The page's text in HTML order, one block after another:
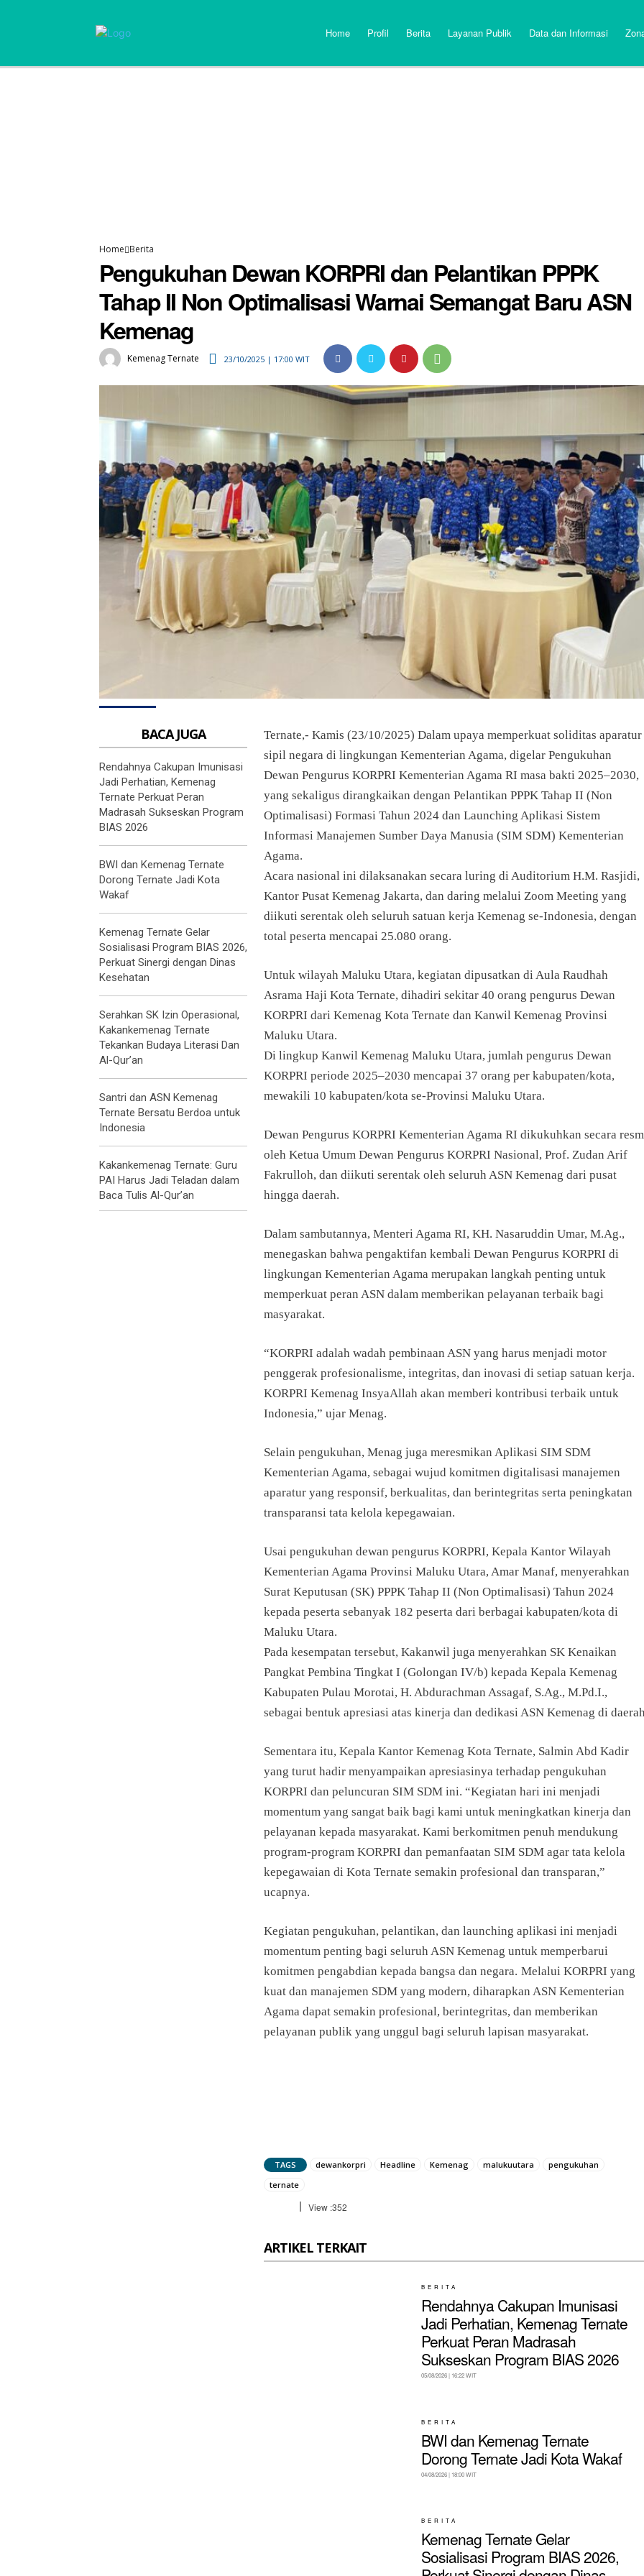
Home Profil Berita Layanan Publik Data dan Informasi
Home Berita
Pengukuhan Dewan KORPRI dan Pelantikan PPPK
Tahap II Non Optimalisasi Warnai Semangat Baru ASN
Kemenag
Kemenag Ternate 23/10/2025 | 17:00 WIT
BACA JUGA
Rendahnya Cakupan Imunisasi
Jadi Perhatian, Kemenag
Ternate Perkuat Peran
Madrasah Sukseskan Program
BIAS 2026
BWI dan Kemenag Ternate
Dorong Ternate Jadi Kota
Wakaf
Kemenag Ternate Gelar
Sosialisasi Program BIAS 2026,
Perkuat Sinergi dengan Dinas
Kesehatan
Serahkan SK Izin Operasional,
Kakankemenag Ternate
Tekankan Budaya Literasi Dan
Al-Qur’an
Santri dan ASN Kemenag
Ternate Bersatu Berdoa untuk
Indonesia
Kakankemenag Ternate: Guru
PAI Harus Jadi Teladan dalam
Baca Tulis Al-Qur’an
Ternate,- Kamis (23/10/2025) Dalam upaya memperkuat soliditas aparatur
sipil negara di lingkungan Kementerian Agama, digelar Pengukuhan
Dewan Pengurus KORPRI Kementerian Agama RI masa bakti 2025–2030,
yang sekaligus dirangkaikan dengan Pelantikan PPPK Tahap II (Non
Optimalisasi) Formasi Tahun 2024 dan Launching Aplikasi Sistem
Informasi Manajemen Sumber Daya Manusia (SIM SDM) Kementerian
Agama.
Acara nasional ini dilaksanakan secara luring di Auditorium H.M. Rasjidi,
Kantor Pusat Kemenag Jakarta, dan daring melalui Zoom Meeting yang
diikuti serentak oleh seluruh satuan kerja Kemenag se-Indonesia, dengan
total peserta mencapai 25.080 orang.
Untuk wilayah Maluku Utara, kegiatan dipusatkan di Aula Raudhah
Asrama Haji Kota Ternate, dihadiri sekitar 40 orang pengurus Dewan
KORPRI dari Kemenag Kota Ternate dan Kanwil Kemenag Provinsi
Maluku Utara.
Di lingkup Kanwil Kemenag Maluku Utara, jumlah pengurus Dewan
KORPRI periode 2025–2030 mencapai 37 orang per kabupaten/kota,
mewakili 10 kabupaten/kota se-Provinsi Maluku Utara.
Dewan Pengurus KORPRI Kementerian Agama RI dikukuhkan secara
oleh Ketua Umum Dewan Pengurus KORPRI Nasional, Prof. Zudan Arif
Fakrulloh, dan diikuti serentak oleh seluruh ASN Kemenag dari pusat
hingga daerah.
Dalam sambutannya, Menteri Agama RI, KH. Nasaruddin Umar, M.Ag.,
menegaskan bahwa pengaktifan kembali Dewan Pengurus KORPRI di
lingkungan Kementerian Agama merupakan langkah penting untuk
memperkuat peran ASN dalam memberikan pelayanan terbaik bagi
masyarakat.
“KORPRI adalah wadah pembinaan ASN yang harus menjadi motor
penggerak profesionalisme, integritas, dan inovasi di setiap satuan kerja.
KORPRI Kemenag InsyaAllah akan memberi kontribusi terbaik untuk
Indonesia,” ujar Menag.
Selain pengukuhan, Menag juga meresmikan Aplikasi SIM SDM
Kementerian Agama, sebagai wujud komitmen digitalisasi manajemen
aparatur yang responsif, berkualitas, dan berintegritas serta peningkatan
transparansi tata kelola kepegawaian.
Usai pengukuhan dewan pengurus KORPRI, Kepala Kantor Wilayah
Kementerian Agama Provinsi Maluku Utara, Amar Manaf, menyerahkan
Surat Keputusan (SK) PPPK Tahap II (Non Optimalisasi) Tahun 2024
kepada peserta sebanyak 182 peserta dari berbagai kabupaten/kota di
Maluku Utara.
Pada kesempatan tersebut, Kakanwil juga menyerahkan SK Kenaikan
Pangkat Pembina Tingkat I (Golongan IV/b) kepada Kepala Kemenag
Kabupaten Pulau Morotai, H. Abdurachman Assagaf, S.Ag., M.Pd.I.,
sebagai bentuk apresiasi atas kinerja dan dedikasi ASN Kemenag di
Sementara itu, Kepala Kantor Kemenag Kota Ternate, Salmin Abd Kadir
yang turut hadir menyampaikan apresiasinya terhadap pengukuhan
KORPRI dan peluncuran SIM SDM ini. “Kegiatan hari ini menjadi
momentum yang sangat baik bagi kami untuk meningkatkan kinerja dan
pelayanan kepada masyarakat. Kami berkomitmen penuh mendukung
program-program KORPRI dan pemanfaatan SIM SDM agar tata kelola
kepegawaian di Kota Ternate semakin profesional dan transparan,”
ucapnya.
Kegiatan pengukuhan, pelantikan, dan launching aplikasi ini menjadi
momentum penting bagi seluruh ASN Kemenag untuk memperbarui
komitmen pengabdian kepada bangsa dan negara. Melalui KORPRI yang
kuat dan manajemen SDM yang modern, diharapkan ASN Kementerian
Agama dapat semakin profesional, berintegritas, dan memberikan
pelayanan publik yang unggul bagi seluruh lapisan masyarakat.
TAGS dewankorpri Headline Kemenag malukuutara
pengukuhan
ternate
View :352
ARTIKEL TERKAIT
BERITA
Rendahnya Cakupan Imunisasi
Jadi Perhatian, Kemenag Ternate
Perkuat Peran Madrasah
Sukseskan Program BIAS 2026
05/08/2026 | 16:22 WIT
BERITA
BWI dan Kemenag Ternate
Dorong Ternate Jadi Kota Wakaf
04/08/2026 | 18:00 WIT
BERITA
Kemenag Ternate Gelar
Sosialisasi Program BIAS 2026,